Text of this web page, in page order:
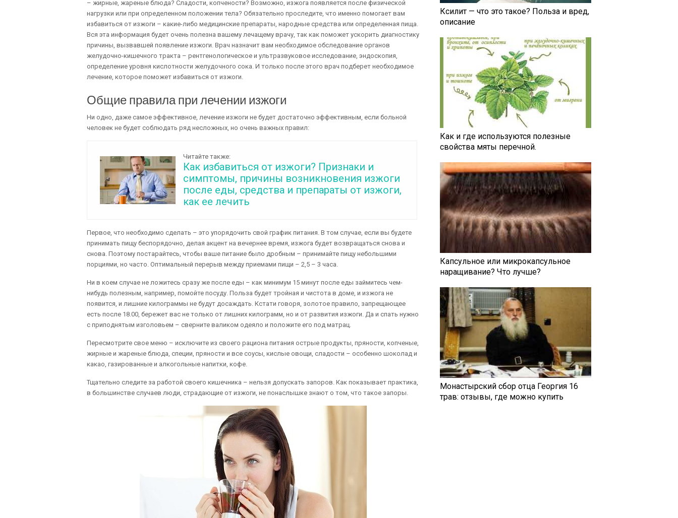
– жирные, жареные блюда? Сладости, копчености? Возможно, изжога появляется после физической
нагрузки или при определенном положении тела? Обязательно проследите, что именно помогает вам
избавиться от изжоги – какие-либо медицинские препараты, народные средства или определенная пища.
Вся эта информация будет очень полезна вашему лечащему врачу, так как поможет ускорить диагностику
причины, вызвавшей появление изжоги. Врач назначит вам необходимое обследование органов
желудочно-кишечного тракта – рентгенологическое и ультразвуковое исследование, эндоскопия,
определение уровня кислотности желудочного сока. И только после этого врач подберет необходимое
лечение, которое поможет избавиться от изжоги.
Общие правила при лечении изжоги
Ни одно, даже самое эффективное, лечение изжоги не будет достаточно эффективным, если больной
человек не будет соблюдать ряд несложных, но очень важных правил:
Читайте также:
Как избавиться от изжоги? Признаки и
симптомы, причины возникновения изжоги
после еды, средства и препараты от изжоги,
как ее лечить
Первое, что необходимо сделать – это упорядочить свой график питания. В том случае, если вы будете
принимать пищу беспорядочно, делая акцент на вечернее время, изжога будет возвращаться снова и
снова. Поэтому постарайтесь, чтобы ваше питание было дробным – принимайте пищу небольшими
порциями, но часто. Оптимальный перерыв между приемами пищи – 2,5 – 3 часа.
Ни в коем случае не ложитесь сразу же после еды – как минимум 15 минут после еды займитесь чем-
нибудь полезным, например, помойте посуду. Польза будет тройная и чистота в доме, и изжога не
появится, и лишние килограммы не будут досаждать. Кстати говоря, золотое правило, запрещающее
есть после 18.00, бережет вас не только от лишних килограмм, но и от развития изжоги. Да и спать нужно
с приподнятым изголовьем – сверните валиком одеяло и положите его под матрац.
Пересмотрите свое меню – исключите из своего рациона питания острые продукты, пряности, копченые,
жирные и жареные блюда, специи, пряности и все соусы, кислые овощи, сладости – особенно шоколад и
какао, газированные и алкогольные напитки, кофе.
Тщательно следите за работой своего кишечника – нельзя допускать запоров. Как показывает практика,
в большинстве случаев люди, страдающие от изжоги, не понаслышке знают о том, что такое запоры.
Ксилит — что это такое? Польза и вред,
описание
Как и где используются полезные
свойства мяты перечной.
Капсульное или микрокапсульное
наращивание? Что лучше?
Монастырский сбор отца Георгия 16
трав: отзывы, где можно купить